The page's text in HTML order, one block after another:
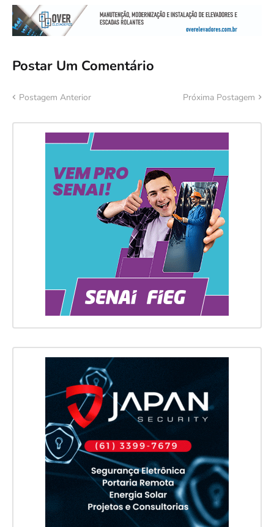
Postar Um Comentário
Postagem Anterior Próxima Postagem